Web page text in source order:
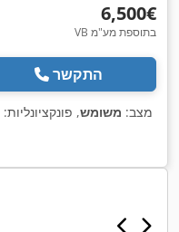
‏6,500 ‏€
VB בתוספת מע"מ
התקשר
מצב: משומש, פונקציונליות: